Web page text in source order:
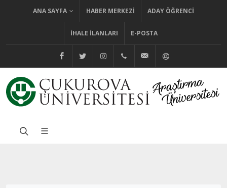
ANA SAYFA HABER MERKEZI ADAY ÖĞRENCI
İHALE İLANLARI E-POSTA
@cuhabermerkezi
@cukurovaedutr
@cukurovaedutr
+90 (322) 338 60 84
bilgi@cu.edu.tr